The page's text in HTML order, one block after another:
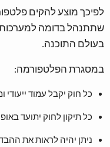
לפיכך מוצע להקים
שתתנהל בדומה למערכות
בעולם התוכנה.
במסגרת הפלטפורמה:
כל חוק יקבל עמוד ייעודי
כל תיקון לחוק יתועד
ניתן יהיה לראות את